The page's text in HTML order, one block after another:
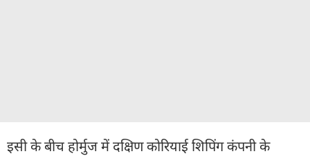
इसी के बीच होर्मुज में दक्षिण कोरियाई शिपिंग कंपनी के